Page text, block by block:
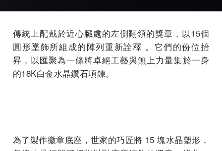
傳統上配戴於近心臟處的左側翻領的獎章，以15個
圓形墜飾所組成的陣列重新詮釋 。它們的份位抬
昇，以匯聚為一條將卓絕工藝與無上力量集於一身
的18K白金水晶鑽石項鍊。
為了製作徽章底座，世家的巧匠將 15 塊水晶塑形，